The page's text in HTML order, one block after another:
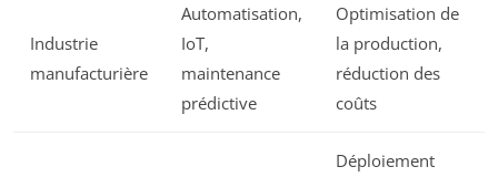
Industrie
manufacturière
Automatisation,
IoT,
maintenance
prédictive
Optimisation de
la production,
réduction des
coûts
Déploiement